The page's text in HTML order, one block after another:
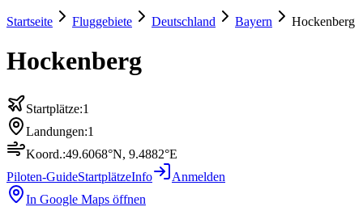
Startseite Fluggebiete Deutschland Bayern Hockenberg
Hockenberg
Startplätze:1
Landungen:1
Koord.:49.6068°N, 9.4882°E
Piloten-GuideStartplätzeInfo
Anmelden
In Google Maps öffnen